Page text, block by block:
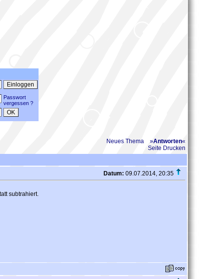
Passwort
vergessen ?
Neues Thema »Antworten«
Seite Drucken
Datum: 09.07.2014, 20:35
subtrahiert.